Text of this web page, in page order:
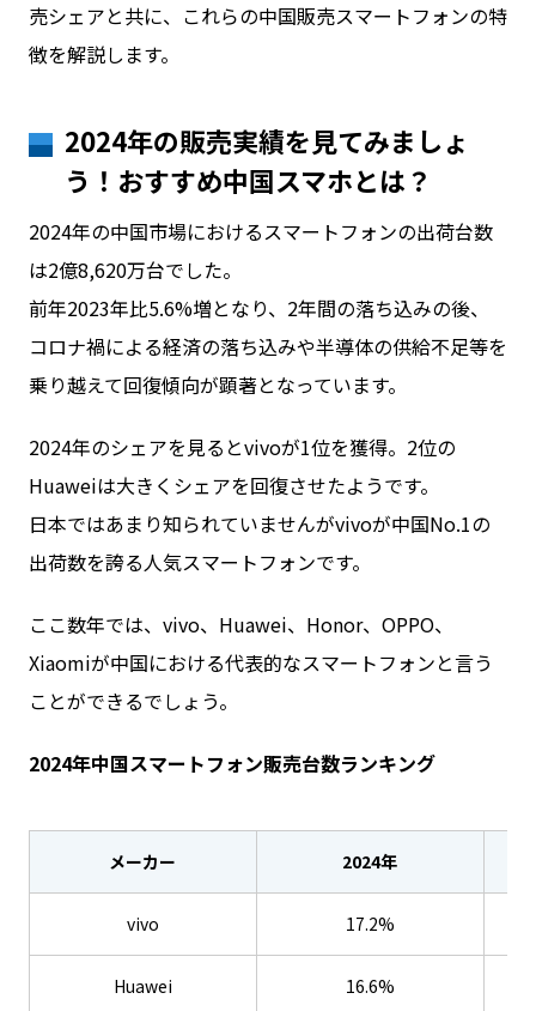
売シェアと共に、これらの中国販売スマートフォンの特
徴を解説します。
2024年の販売実績を見てみましょ
う！おすすめ中国スマホとは？
2024年の中国市場におけるスマートフォンの出荷台数
は2億8,620万台でした。
前年2023年比5.6%増となり、2年間の落ち込みの後、
コロナ禍による経済の落ち込みや半導体の供給不足等を
乗り越えて回復傾向が顕著となっています。
2024年のシェアを見るとvivoが1位を獲得。2位の
Huaweiは大きくシェアを回復させたようです。
日本ではあまり知られていませんがvivoが中国No.1の
出荷数を誇る人気スマートフォンです。
ここ数年では、vivo、Huawei、Honor、OPPO、
Xiaomiが中国における代表的なスマートフォンと言う
ことができるでしょう。
2024年中国スマートフォン販売台数ランキング
メーカー 2024年
vivo 17.2%
Huawei 16.6%